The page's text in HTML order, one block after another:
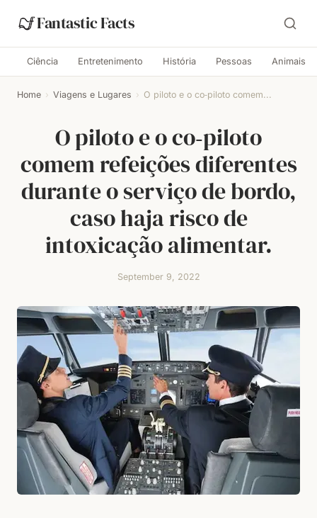
Fantastic Facts
Ciência Entretenimento História Pessoas Animais
Home › Viagens e Lugares › O piloto e o co‑piloto comem...
O piloto e o co‑piloto
comem refeições diferentes
durante o serviço de bordo,
caso haja risco de
intoxicação alimentar.
September 9, 2022